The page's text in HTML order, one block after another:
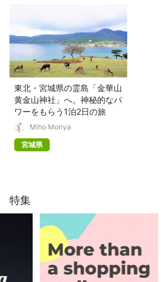
東北・宮城県の霊島「金華山
黄金山神社」へ。神秘的なパ
ワーをもらう1泊2日の旅
Miho Moriya
宮城県
特集